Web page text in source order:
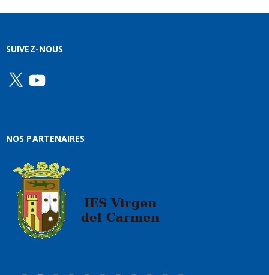
SUIVEZ-NOUS
X YouTube
NOS PARTENAIRES